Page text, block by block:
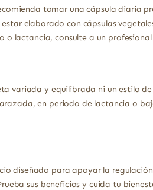
tomar una cápsula diaria
estar elaborado con cápsulas
o lactancia, consulte a un
variada y equilibrada ni un estilo
en periodo de lactancia o
diseñado para apoyar la
sus beneficios y cuida tu